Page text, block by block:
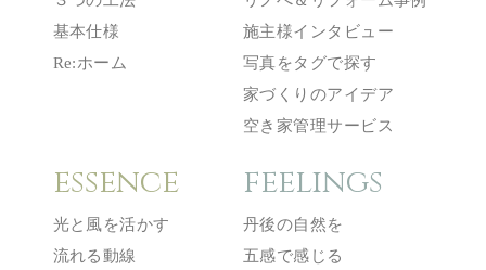
基本仕様
Re:ホーム
施主様インタビュー
写真をタグで探す
家づくりのアイデア
空き家管理サービス
essence
光と風を活かす
流れる動線
feelings
丹後の自然を
五感で感じる